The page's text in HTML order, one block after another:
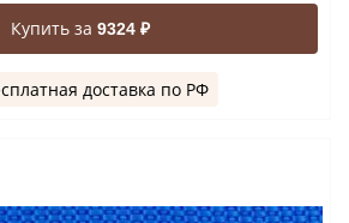
Купить за 9324 ₽
доставка по РФ